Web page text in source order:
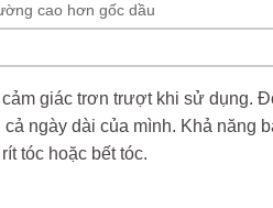
cao hơn gốc dầu
giác trơn trượt khi sử dụng.
ngày dài của mình. Khả năng
tóc hoặc bết tóc.